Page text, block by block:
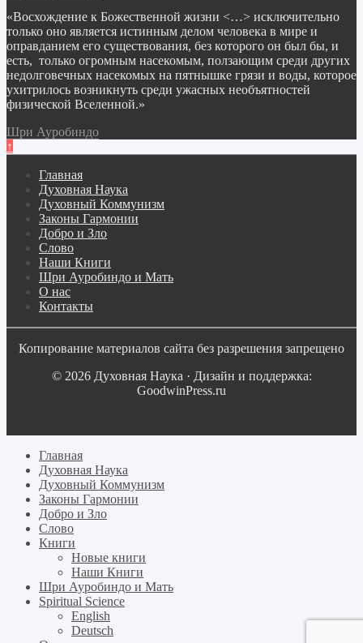
«Восхождение к Божественной жизни <…> исключительно
только оно является истинным делом человека в мире и
оправданием его существования, без которого он был бы, и
есть, только огромным насекомым, ползающим среди других
недолговечных насекомых на пятнышке грязи и воды, которое
ухитрилось возникнуть среди ужасных необъятностей
физической Вселенной.»
Шри Ауробиндо
↑
Главная
Духовная Наука
Духовный Коммунизм
Законы Гармонии
Добро и Зло
Слово
Наши Книги
Шри Ауробиндо и Мать
О нас
Контакты
Копирование материалов сайта без разрешения запрещено
© 2026 Духовная Наука · Дизайн и поддержка:
GoodwinPress.ru
Главная
Духовная Наука
Духовный Коммунизм
Законы Гармонии
Добро и Зло
Слово
Книги
Новые книги
Наши Книги
Шри Ауробиндо и Мать
Spiritual Science
English
Deutsch